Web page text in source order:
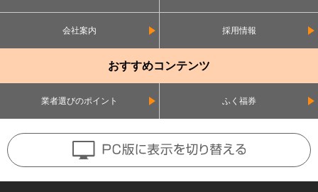
会社案内 採用情報
おすすめコンテンツ
業者選びのポイント ふく福券